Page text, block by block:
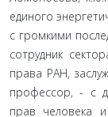
единого
с громкими
сотрудник
права РАН,
профессор, - с
прав человека